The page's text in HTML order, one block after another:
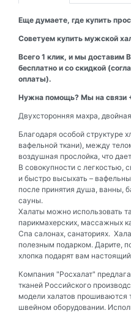
Еще думаете, где купить
Советуем купить мужской
Всего 1 клик, и мы доставим
бесплатно и со скидкой
оплаты).
Нужна помощь? Мы на
Двухсторонняя махра,
Благодаря особой структуре
вафельной ткани), между
воздушная прослойка, что
В совокупности с легкостью,
и быстро высыхать –
после принятия душа, ванны,
сауны.
Халаты можно использовать
парикмахерских, массажных
Спа салонах, санаториях.
полезным подарком. Дарите,
хлопка подарят вам
Компания "Росхалат"
тканей Российского
модели халатов прошиваются
швейном оборудовании.